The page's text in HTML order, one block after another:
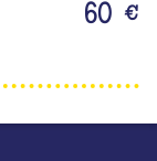
60 €